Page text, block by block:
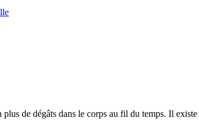
plus de dégâts dans le corps au fil du temps. Il existe